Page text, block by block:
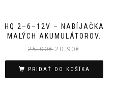
HQ 2–6–12V – NABÍJAČKA
MALÝCH AKUMULÁTOROV.
25.00€ Pôvodná
cena
bola:
25.00€.
20.90€
cena
je:
20.90€.
PRIDAŤ DO KOŠÍKA